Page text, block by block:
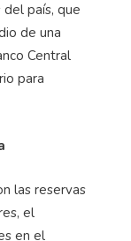
país, que
de una
Central
para
las reservas
el
en el